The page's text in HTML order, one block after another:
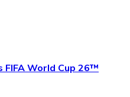
FIFA World Cup 26™